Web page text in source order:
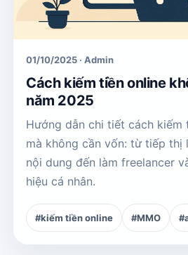
01/10/2025 · Admin
Cách kiếm tiền online
năm 2025
Hướng dẫn chi tiết cách kiếm
mà không cần vốn: từ tiếp thị
nội dung đến làm freelancer
hiệu cá nhân.
#kiếm tiền online #MMO